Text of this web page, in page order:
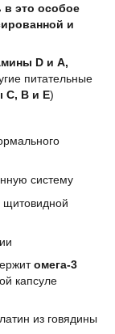
в это особое
и
D и A,
питательные
C, B и E)
систему
омега-3
капсуле
из говядины